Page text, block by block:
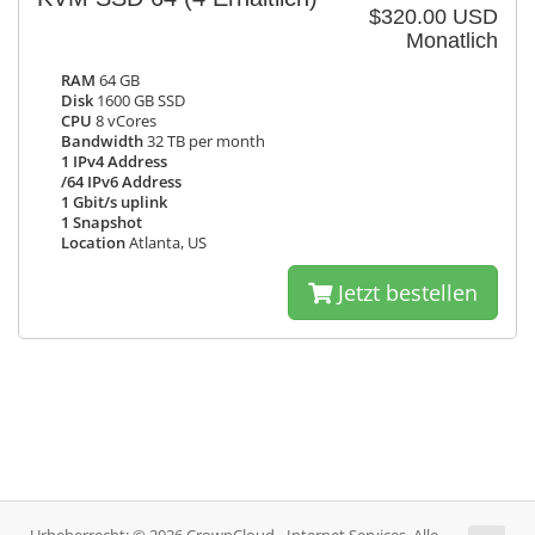
$320.00 USD
Monatlich
RAM 64 GB
Disk 1600 GB SSD
CPU 8 vCores
Bandwidth32 TB per month
1 IPv4 Address
/64 IPv6 Address
1 Gbit/s uplink
1 Snapshot
LocationAtlanta, US
Jetzt bestellen